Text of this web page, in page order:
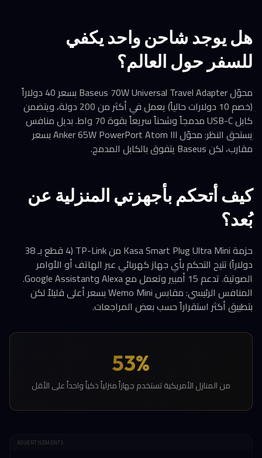
هل يوجد شاحن واحد يكفي
للسفر حول العالم؟
محوّل Baseus 70W Universal Travel Adapter بسعر 40 دولاراً
(خصم 10 دولارات حالياً) يعمل في أكثر من 200 دولة، ويتضمن
كابل USB-C مدمجاً وشحناً سريعاً بقوة 70 واط. بديل منافس
يستحق النظر: محوّل Anker 65W PowerPort Atom III بسعر
مقارب، لكن Baseus يتفوق بالكابل المدمج.
كيف أتحكم بأجهزتي المنزلية عن
بُعد؟
حزمة Kasa Smart Plug Ultra Mini من TP-Link (4 قطع بـ 38
دولاراً) تتيح التحكم بأي جهاز كهربائي عبر الهاتف أو الأوامر
الصوتية. تدعم 15 أمبير وتعمل مع Alexa وGoogle Assistant.
المنافس الرئيسي: مقابس Wemo Mini بسعر أعلى قليلاً لكن
بتطبيق أكثر استقراراً حسب بعض المراجعات.
53%
من المنازل الأمريكية تستخدم جهازاً منزلياً ذكياً واحداً على الأقل
ADVERTISEMENTS